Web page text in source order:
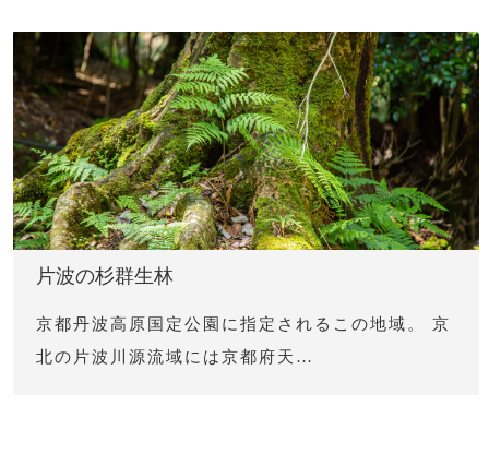
片波の杉群生林
京都丹波高原国定公園に指定されるこの地域。 京
北の片波川源流域には京都府天…